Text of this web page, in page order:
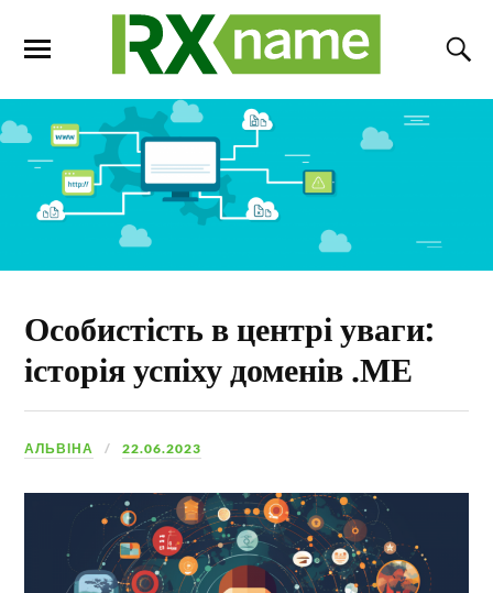
Особистість в центрі уваги:
історія успіху доменів .МЕ
АЛЬВІНА 22.06.2023